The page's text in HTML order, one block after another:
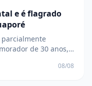
e é flagrado
parcialmente
de 30 anos,
08/08